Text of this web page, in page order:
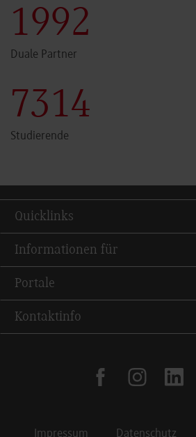
1999
Duale Partner
7340
Studierende
Quicklinks
Informationen für
Portale
Kontaktinfo
facebookinstagramlinkedin